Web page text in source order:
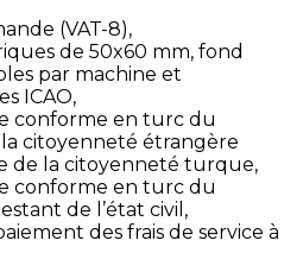
(VAT-8),
de 50x60 mm, fond
par machine et
ICAO,
conforme en turc du
citoyenneté étrangère
de la citoyenneté turque,
conforme en turc du
de l’état civil,
des frais de service à